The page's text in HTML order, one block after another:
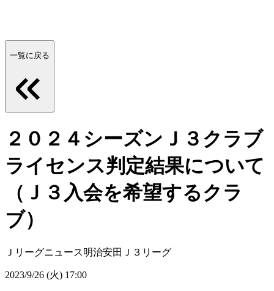
一覧に戻る
２０２４シーズンＪ３クラブ
ライセンス判定結果について
（Ｊ３入会を希望するクラ
ブ）
Ｊリーグニュース明治安田Ｊ３リーグ
2023/9/26 (火) 17:00